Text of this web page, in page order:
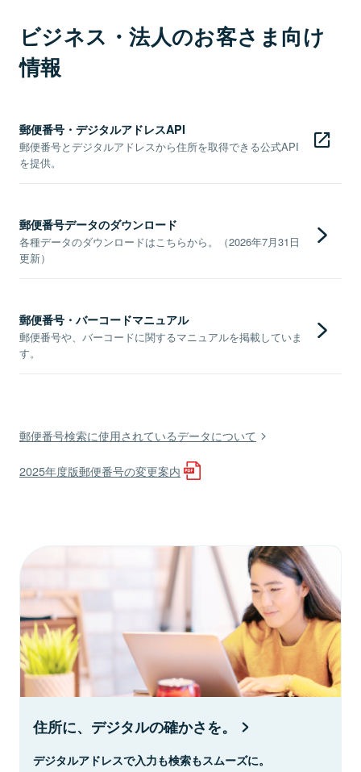
ビジネス・法人のお客さま向け
情報
郵便番号・デジタルアドレスAPI
郵便番号とデジタルアドレスから住所を取得できる公式API
を提供。
郵便番号データのダウンロード
各種データのダウンロードはこちらから。（2026年7月31日
更新）
郵便番号・バーコードマニュアル
郵便番号や、バーコードに関するマニュアルを掲載していま
す。
郵便番号検索に使用されているデータについて
2025年度版郵便番号の変更案内
住所に、デジタルの確かさを。
デジタルアドレスで入力も検索もスムーズに。